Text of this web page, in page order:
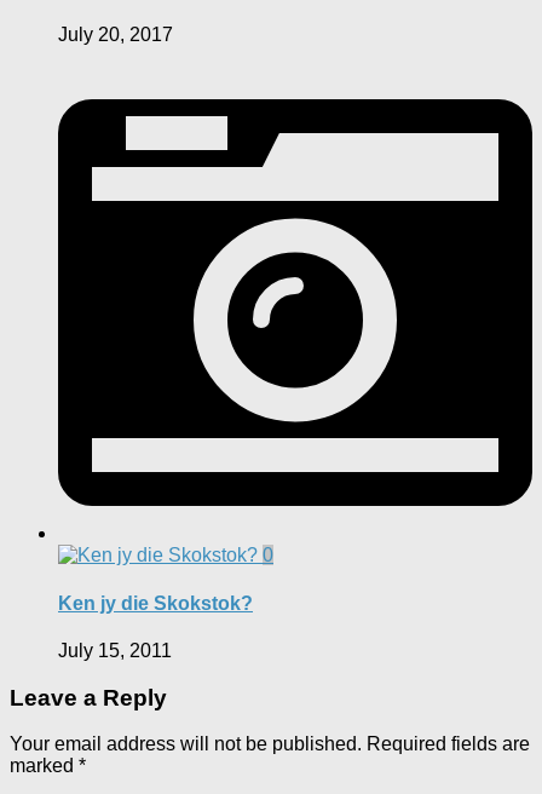
July 20, 2017
0
Ken jy die Skokstok?
July 15, 2011
Leave a Reply
Your email address will not be published. Required fields are
marked *